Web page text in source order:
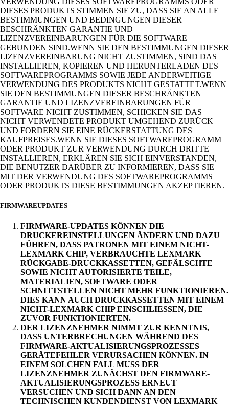
DIESES PRODUKTS STIMMEN SIE ZU, DASS SIE AN ALLE
BESTIMMUNGEN UND BEDINGUNGEN DIESER
BESCHRÄNKTEN GARANTIE UND
LIZENZVEREINBARUNGEN FÜR DIE SOFTWARE
GEBUNDEN SIND.WENN SIE DEN BESTIMMUNGEN DIESER
LIZENZVEREINBARUNG NICHT ZUSTIMMEN, SIND DAS
INSTALLIEREN, KOPIEREN UND HERUNTERLADEN DES
SOFTWAREPROGRAMMS SOWIE JEDE ANDERWEITIGE
VERWENDUNG DES PRODUKTS NICHT GESTATTET.WENN
SIE DEN BESTIMMUNGEN DIESER BESCHRÄNKTEN
GARANTIE UND LIZENZVEREINBARUNGEN FÜR
SOFTWARE NICHT ZUSTIMMEN, SCHICKEN SIE DAS
NICHT VERWENDETE PRODUKT UMGEHEND ZURÜCK
UND FORDERN SIE EINE RÜCKERSTATTUNG DES
KAUFPREISES.WENN SIE DIESES SOFTWAREPROGRAMM
ODER PRODUKT ZUR VERWENDUNG DURCH DRITTE
INSTALLIEREN, ERKLÄREN SIE SICH EINVERSTANDEN,
DIE BENUTZER DARÜBER ZU INFORMIEREN, DASS SIE
MIT DER VERWENDUNG DES SOFTWAREPROGRAMMS
ODER PRODUKTS DIESE BESTIMMUNGEN AKZEPTIEREN.
FIRMWAREUPDATES
FIRMWARE-UPDATES KÖNNEN DIE
DRUCKEREINSTELLUNGEN ÄNDERN UND DAZU
FÜHREN, DASS PATRONEN MIT EINEM NICHT-
LEXMARK CHIP, VERBRAUCHTE LEXMARK
RÜCKGABE-DRUCKKASSETTEN, GEFÄLSCHTE
SOWIE NICHT AUTORISIERTE TEILE,
MATERIALIEN, SOFTWARE ODER
SCHNITTSTELLEN NICHT MEHR FUNKTIONIEREN.
DIES KANN AUCH DRUCKKASSETTEN MIT EINEM
NICHT-LEXMARK CHIP EINSCHLIESSEN, DIE
ZUVOR FUNKTIONIERTEN.
DER LIZENZNEHMER NIMMT ZUR KENNTNIS,
DASS UNTERBRECHUNGEN WÄHREND DES
FIRMWARE-AKTUALISIERUNGSPROZESSES
GERÄTEFEHLER VERURSACHEN KÖNNEN. IN
EINEM SOLCHEN FALL MUSS DER
LIZENZNEHMER ZUNÄCHST DEN FIRMWARE-
AKTUALISIERUNGSPROZESS ERNEUT
VERSUCHEN UND SICH DANN AN DEN
TECHNISCHEN KUNDENDIENST VON LEXMARK